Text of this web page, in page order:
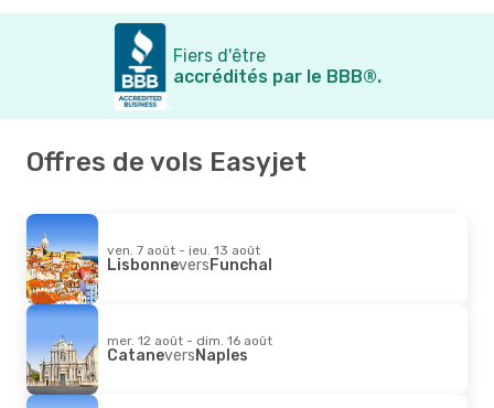
Fiers d'être
accrédités par le BBB®.
Offres de vols Easyjet
ven. 7 août - jeu. 13 août
LisbonneversFunchal
mer. 12 août - dim. 16 août
CataneversNaples